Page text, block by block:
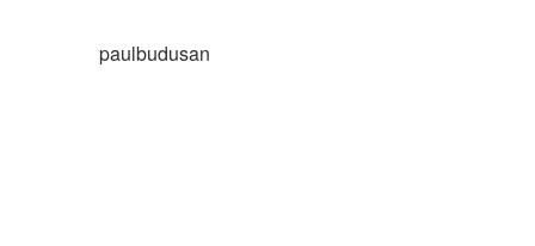
paulbudusan